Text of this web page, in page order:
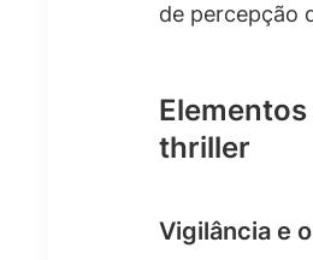
de percepção
thriller
Vigilância e